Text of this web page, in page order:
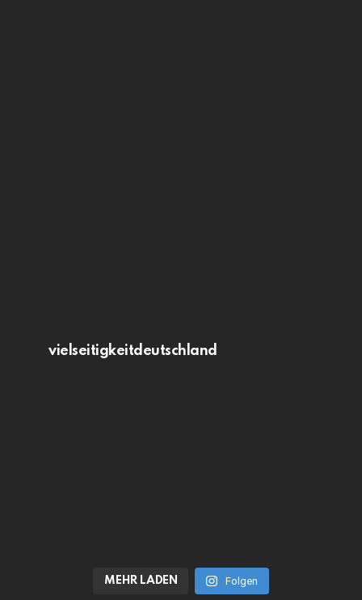
vielseitigkeitdeutschland
MEHR LADEN Folgen